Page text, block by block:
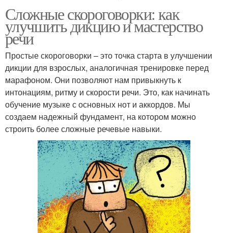
Сложные скороговорки: как
улучшить дикцию и мастерство
речи
Простые скороговорки – это точка старта в улучшении
дикции для взрослых, аналогичная тренировке перед
марафоном. Они позволяют нам привыкнуть к
интонациям, ритму и скорости речи. Это, как начинать
обучение музыке с основных нот и аккордов. Мы
создаем надежный фундамент, на котором можно
строить более сложные речевые навыки.